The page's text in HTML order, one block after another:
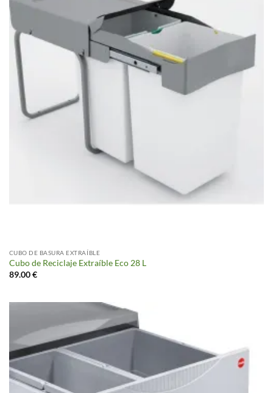
CUBO DE BASURA EXTRAÍBLE
Cubo de Reciclaje Extraíble Eco 28 L
89.00€